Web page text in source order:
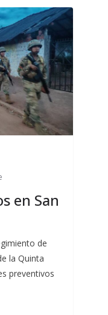
en San
de
la Quinta
preventivos